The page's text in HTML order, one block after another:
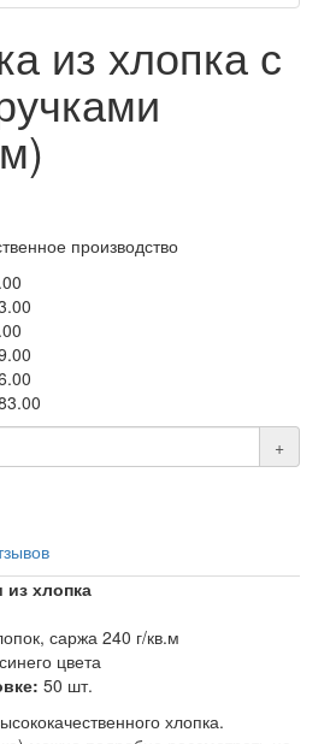
из хлопка с
производство
+
из хлопка
саржа 240 г/кв.м
цвета
50 шт.
хлопка.